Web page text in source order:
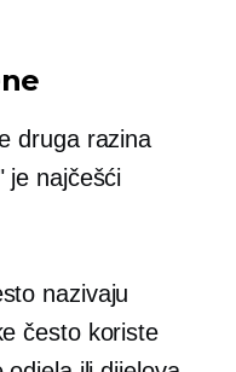
druga razina
je najčešći
nazivaju
često koriste